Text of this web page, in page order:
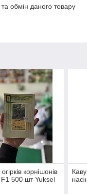
обмін даного товару
корнішонів
500 шт Yuksel